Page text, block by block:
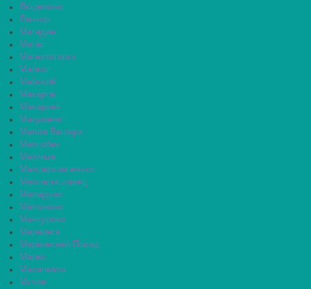
Людиново
Лянтор
Магадан
Магас
Магнитогорск
Майкоп
Майский
Макаров
Макарьев
Макушино
Малая Вишера
Малгобек
Малмыж
Малоархангельск
Малоярославец
Мамадыш
Мамоново
Мантурово
Мариинск
Мариинский Посад
Маркс
Махачкала
Мглин